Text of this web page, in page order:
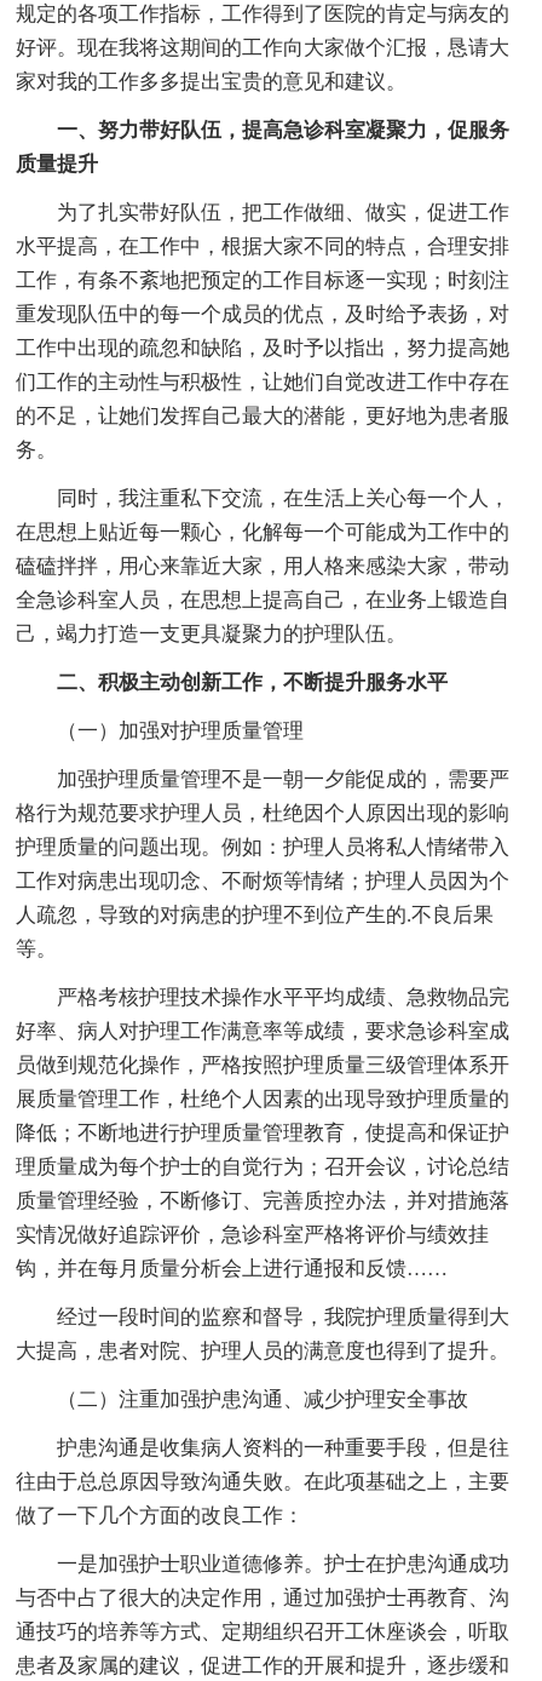
规定的各项工作指标，工作得到了医院的肯定与病友的
好评。现在我将这期间的工作向大家做个汇报，恳请大
家对我的工作多多提出宝贵的意见和建议。
一、努力带好队伍，提高急诊科室凝聚力，促服务
质量提升
为了扎实带好队伍，把工作做细、做实，促进工作
水平提高，在工作中，根据大家不同的特点，合理安排
工作，有条不紊地把预定的工作目标逐一实现；时刻注
重发现队伍中的每一个成员的优点，及时给予表扬，对
工作中出现的疏忽和缺陷，及时予以指出，努力提高她
们工作的主动性与积极性，让她们自觉改进工作中存在
的不足，让她们发挥自己最大的潜能，更好地为患者服
务。
同时，我注重私下交流，在生活上关心每一个人，
在思想上贴近每一颗心，化解每一个可能成为工作中的
磕磕拌拌，用心来靠近大家，用人格来感染大家，带动
全急诊科室人员，在思想上提高自己，在业务上锻造自
己，竭力打造一支更具凝聚力的护理队伍。
二、积极主动创新工作，不断提升服务水平
（一）加强对护理质量管理
加强护理质量管理不是一朝一夕能促成的，需要严
格行为规范要求护理人员，杜绝因个人原因出现的影响
护理质量的问题出现。例如：护理人员将私人情绪带入
工作对病患出现叨念、不耐烦等情绪；护理人员因为个
人疏忽，导致的对病患的护理不到位产生的.不良后果
等。
严格考核护理技术操作水平平均成绩、急救物品完
好率、病人对护理工作满意率等成绩，要求急诊科室成
员做到规范化操作，严格按照护理质量三级管理体系开
展质量管理工作，杜绝个人因素的出现导致护理质量的
降低；不断地进行护理质量管理教育，使提高和保证护
理质量成为每个护士的自觉行为；召开会议，讨论总结
质量管理经验，不断修订、完善质控办法，并对措施落
实情况做好追踪评价，急诊科室严格将评价与绩效挂
钩，并在每月质量分析会上进行通报和反馈……
经过一段时间的监察和督导，我院护理质量得到大
大提高，患者对院、护理人员的满意度也得到了提升。
（二）注重加强护患沟通、减少护理安全事故
护患沟通是收集病人资料的一种重要手段，但是往
往由于总总原因导致沟通失败。在此项基础之上，主要
做了一下几个方面的改良工作：
一是加强护士职业道德修养。护士在护患沟通成功
与否中占了很大的决定作用，通过加强护士再教育、沟
通技巧的培养等方式、定期组织召开工休座谈会，听取
患者及家属的建议，促进工作的开展和提升，逐步缓和